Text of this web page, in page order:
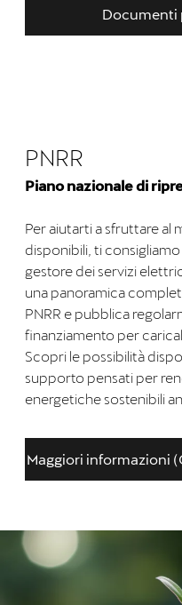
Documenti
PNRR
Piano nazionale di
Per aiutarti a sfruttare al
disponibili, ti
gestore dei servizi
una panoramica
PNRR e pubblica
finanziamento per
Scopri le possibilità
supporto pensati per
energetiche sostenibili
Maggiori informazioni